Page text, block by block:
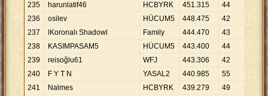
235 harunlatif46 HCBYRK 451.315 44 10
236
osilev HÜCUM5 448.475 42 10
237
lKoronalı Shadowl Family 444.470 43
238
KASIMPASAM5 HÜCUM5 443.400 44 10
239
reisoğlu61 WFJ 443.306 42
240
F Y T N YASAL2 440.985 55 8
241
Nalmes HCBYRK 439.279 49